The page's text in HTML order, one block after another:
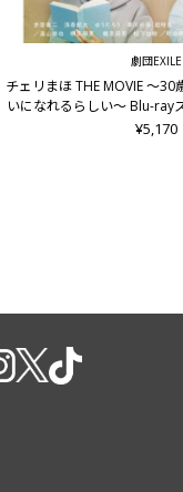
劇団EXILE
チェリまほ THE MOVIE ～
いになれるらしい～ Blu-ray
ション
¥5,170